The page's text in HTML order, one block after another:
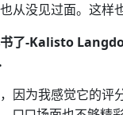
从没见过面。这样
书了-Kalisto
因为我感觉它的评